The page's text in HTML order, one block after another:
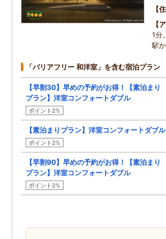
1分
駅
「バリアフリー 和洋室」を含む宿泊プラン
【早割30】早めの予約がお得！【素泊まり
プラン】洋室コンフォートダブル
ポイント2%
【素泊まりプラン】洋室コンフォートダブル
ポイント2%
【早割90】早めの予約がお得！【素泊まり
プラン】洋室コンフォートダブル
ポイント2%